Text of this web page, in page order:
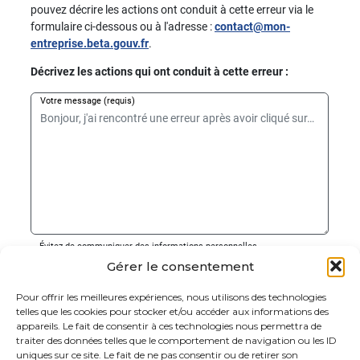
Gérer le consentement
Pour offrir les meilleures expériences, nous utilisons des technologies
telles que les cookies pour stocker et/ou accéder aux informations des
appareils. Le fait de consentir à ces technologies nous permettra de
traiter des données telles que le comportement de navigation ou les ID
uniques sur ce site. Le fait de ne pas consentir ou de retirer son
Retrouvez ce simulateur et bien d'autres surmon-
entreprise.urssaf.fr